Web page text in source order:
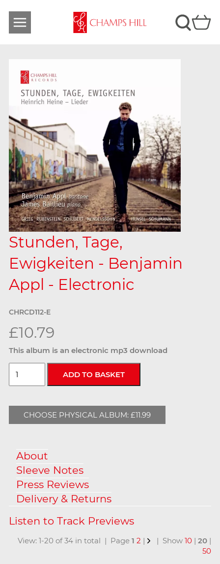
Stunden, Tage,
Ewigkeiten - Benjamin
Appl - Electronic
CHRCD112-E
£10.79
This album is an electronic mp3 download
CHOOSE PHYSICAL ALBUM: £11.99
About
Sleeve Notes
Press Reviews
Delivery & Returns
View: 1-20 of 34 in total | Page1 2 | | Show10 |20 |
50